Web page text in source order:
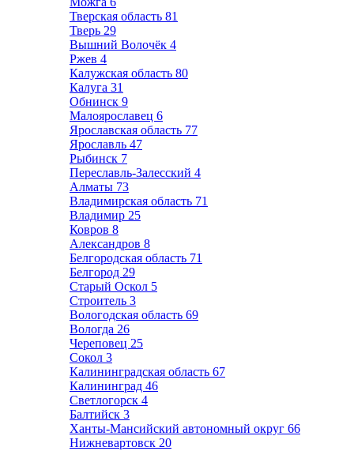
Тверская область 81
Тверь 29
Вышний Волочёк 4
Ржев 4
Калужская область 80
Калуга 31
Обнинск 9
Малоярославец 6
Ярославская область 77
Ярославль 47
Рыбинск 7
Переславль-Залесский 4
Алматы 73
Владимирская область 71
Владимир 25
Ковров 8
Александров 8
Белгородская область 71
Белгород 29
Старый Оскол 5
Строитель 3
Вологодская область 69
Вологда 26
Череповец 25
Сокол 3
Калининградская область 67
Калининград 46
Светлогорск 4
Балтийск 3
Ханты-Мансийский автономный округ 66
Нижневартовск 20